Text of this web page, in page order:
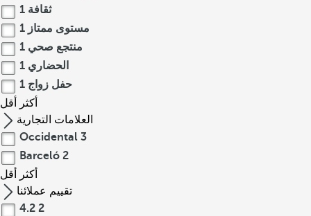
ثقافة 1
مستوى ممتاز 1
منتجع صحي 1
الحضاري 1
حفل زواج 1
أكثر
أقل
العلامات التجارية
Occidental 3
Barceló 2
أكثر
أقل
تقييم عملائنا
4.2 2
ل
ت
أ
ث
ي
ر
ا
ت
ل
أ
ن
د